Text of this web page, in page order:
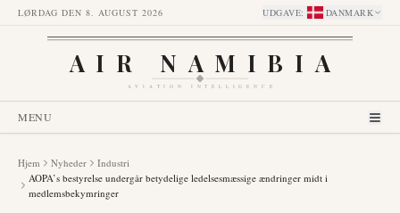
LØRDAG DEN 8. AUGUST 2026 UDGAVE: DANMARK
AIR NAMIBIA
AVIATION INTELLIGENCE
MENU
Hjem Nyheder
Industri
AOPA’s bestyrelse undergår betydelige ledelsesmæssige ændringer midt i
medlemsbekymringer